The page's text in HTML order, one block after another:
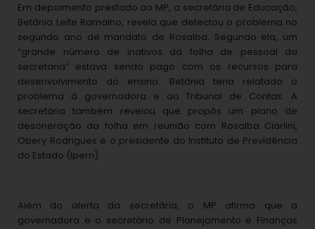
Em depoimento prestado ao MP, a secretária de Educação,
Betânia Leite Ramalho, revela que detectou o problema no
segundo ano de mandato de Rosalba. Segundo ela, um
“grande número de inativos da folha de pessoal da
secretaria” estava sendo pago com os recursos para
desenvolvimento do ensino. Betânia teria relatado o
problema à governadora e ao Tribunal de Contas. A
secretária também revelou que propôs um plano de
desoneração da folha em reunião com Rosalba Ciarlini,
Obery Rodrigues e o presidente do Instituto de Previdência
do Estado (Ipern).
Além do alerta da secretária, o MP afirma que a
governadora e o secretário de Planejamento e Finanças